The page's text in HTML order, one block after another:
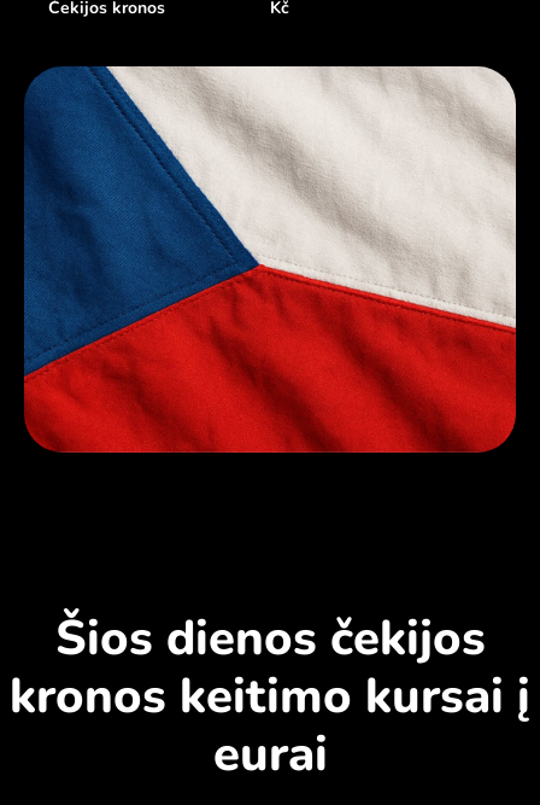
Čekijos kronos Kč
Šios dienos čekijos
kronos keitimo kursai į
eurai